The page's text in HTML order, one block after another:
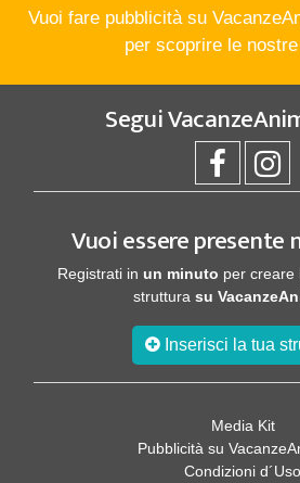
Vuoi fare pubblicità su
per scoprire le
Segui
Vuoi essere presente
Registrati in un minuto per creare
struttura su
Inserisci la tua
Media Kit
Pubblicità su
Condizioni d´Uso